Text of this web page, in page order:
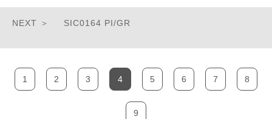
SIC0164 PI/GR
1 2 3 4 5 6 7 8
9